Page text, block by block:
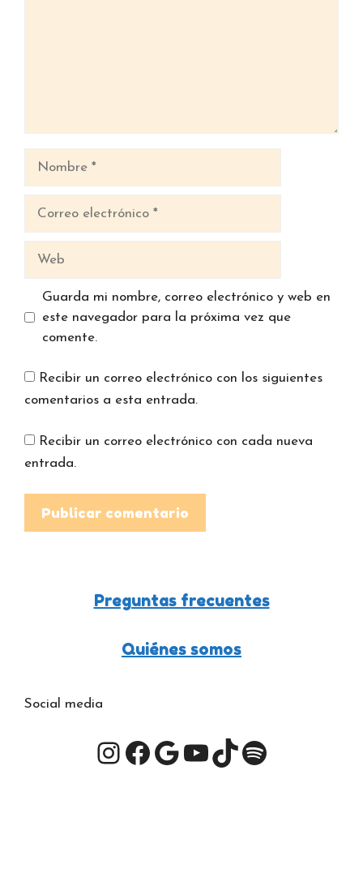
Nombre
Guarda mi nombre, correo electrónico y web en
este navegador para la próxima vez que
comente.
Recibir un correo electrónico con los siguientes
comentarios a esta entrada.
Recibir un correo electrónico con cada nueva
entrada.
Preguntas frecuentes
Quiénes somos
Social media
Instagram
Facebook
Google
YouTube
TikTok
Spotify